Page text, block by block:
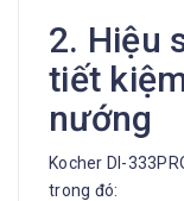
2. Hiệu
tiết
nướng
Kocher DI-
trong đó: